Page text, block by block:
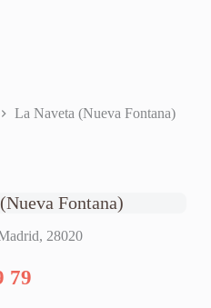
La Naveta (Nueva Fontana)
Fontana)
28020
79